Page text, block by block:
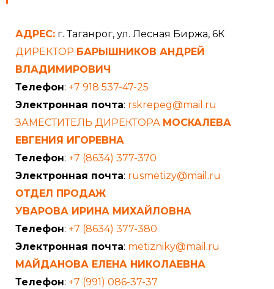
АДРЕС: г. Таганрог, ул. Лесная Биржа, 6К
ДИРЕКТОР БАРЫШНИКОВ АНДРЕЙ
ВЛАДИМИРОВИЧ
Телефон: +7 918 537-47-25
Электронная почта: rskrepeg@mail.ru
ЗАМЕСТИТЕЛЬ ДИРЕКТОРА МОСКАЛЕВА
ЕВГЕНИЯ ИГОРЕВНА
Телефон: +7 (8634) 377-370
Электронная почта: rusmetizy@mail.ru
ОТДЕЛ ПРОДАЖ
УВАРОВА ИРИНА МИХАЙЛОВНА
Телефон: +7 (8634) 377-380
Электронная почта: metizniky@mail.ru
МАЙДАНОВА ЕЛЕНА НИКОЛАЕВНА
Телефон: +7 (991) 086-37-37